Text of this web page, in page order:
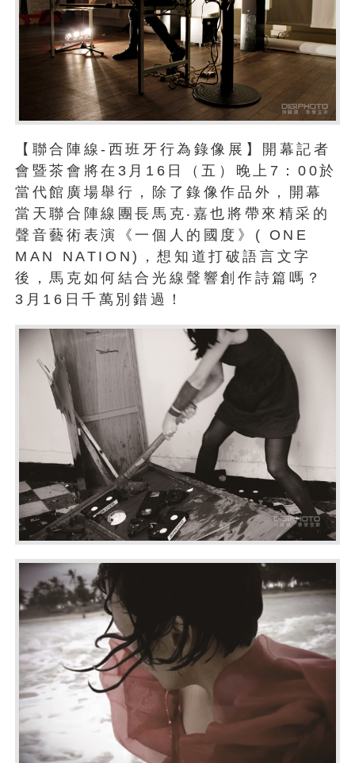
【聯合陣線-西班牙行為錄像展】開幕記者
會暨茶會將在3月16日（五）晚上7：00於
當代館廣場舉行，除了錄像作品外，開幕
當天聯合陣線團長馬克‧嘉也將帶來精采的
聲音藝術表演《一個人的國度》( ONE
MAN NATION)，想知道打破語言文字
後，馬克如何結合光線聲響創作詩篇嗎？
3月16日千萬別錯過！